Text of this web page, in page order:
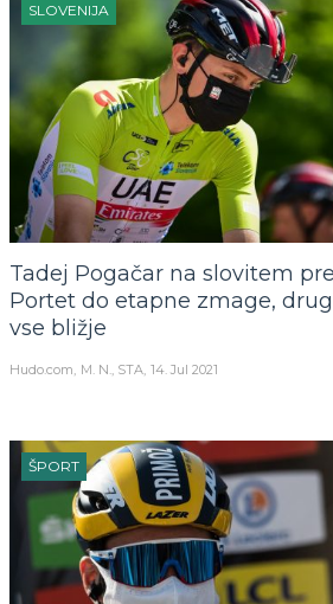
SLOVENIJA
Tadej Pogačar na slovitem
Portet do etapne zmage,
vse bližje
Hudo.com M. N., STA 14. Jul 2021
ŠPORT